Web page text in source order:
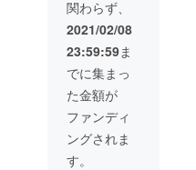
入くだ
さい。
たは②
本プロ
ジェク
トへの
寄付金
の「領
収書」
を2021
年3月以
降早期
は2022
年2～3
月頃と
なりま
す。
※①202
0年中に
ご支援
いただ
いた方
活動報
告書」
と「寄
付金受
領証明
書」を
発送い
たしま
す。
※Good
育英会
に寄付
し、大
切に使
用させ
ていた
だきま
す。 ご
支援者
情報を
関わらず、
2021/02/08
23:59:59ま
でに集まっ
た金額が
ファンディ
ングされま
す。